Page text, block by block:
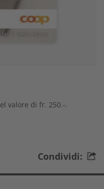
valore di fr. 250.-.
Condividi: